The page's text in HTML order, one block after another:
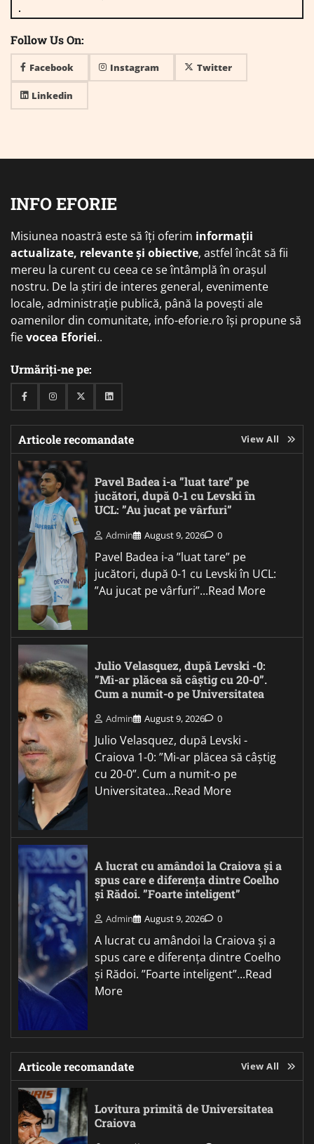
Follow Us On:
Facebook Instagram Twitter
Linkedin
INFO EFORIE
Misiunea noastră este să îți oferim informații
actualizate, relevante și obiective, astfel încât să fii
mereu la curent cu ceea ce se întâmplă în orașul
nostru. De la știri de interes general, evenimente
locale, administrație publică, până la povești ale
oamenilor din comunitate, info-eforie.ro își propune să
fievocea Eforiei..
Urmăriți-ne pe:
FacebookInstagramTwitterLinkedin
Articole recomandate View All
Pavel Badea i-a ”luat tare” pe
jucători, după 0-1 cu Levski în
UCL: ”Au jucat pe vârfuri”
Admin August 9, 2026 0
Pavel Badea i-a ”luat tare” pe
jucători, după 0-1 cu Levski în UCL:
”Au jucat pe vârfuri”...Read More
Julio Velasquez, după Levski -0:
”Mi-ar plăcea să câștig cu 20-0”.
Cum a numit-o pe Universitatea
Admin August 9, 2026 0
Julio Velasquez, după Levski -
Craiova 1-0: ”Mi-ar plăcea să câștig
cu 20-0”. Cum a numit-o pe
Universitatea...Read More
A lucrat cu amândoi la Craiova și a
spus care e diferența dintre Coelho
și Rădoi. ”Foarte inteligent”
Admin August 9, 2026 0
A lucrat cu amândoi la Craiova și a
spus care e diferența dintre Coelho
și Rădoi. ”Foarte inteligent”...Read
More
Articole recomandate View All
Lovitura primită de Universitatea
Craiova